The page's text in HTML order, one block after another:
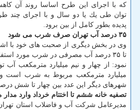
كه با اجرای این طرح اساسا روند آن
توان طی یك یا دو سال و با اجرای چند
پدیده بطور كامل از بین برود.
۳۵ درصد آب تهران صرف شرب می شود
تا ۳۵ درصد آب مصرفی در شرب مورد
نمود: از چهار و نیم میلیارد مترمكعب آب
میلیارد مترمكعب مربوط به شرب است
شهرهای دیگر این عدد بین چهار تا شش
تصفیه خانه ششم تا اختتام خرداد وارد
مدیرعامل شركت آب و فاضلاب استان تهران